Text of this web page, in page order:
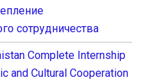
сотрудничества
Complete Internship
and Cultural Cooperation